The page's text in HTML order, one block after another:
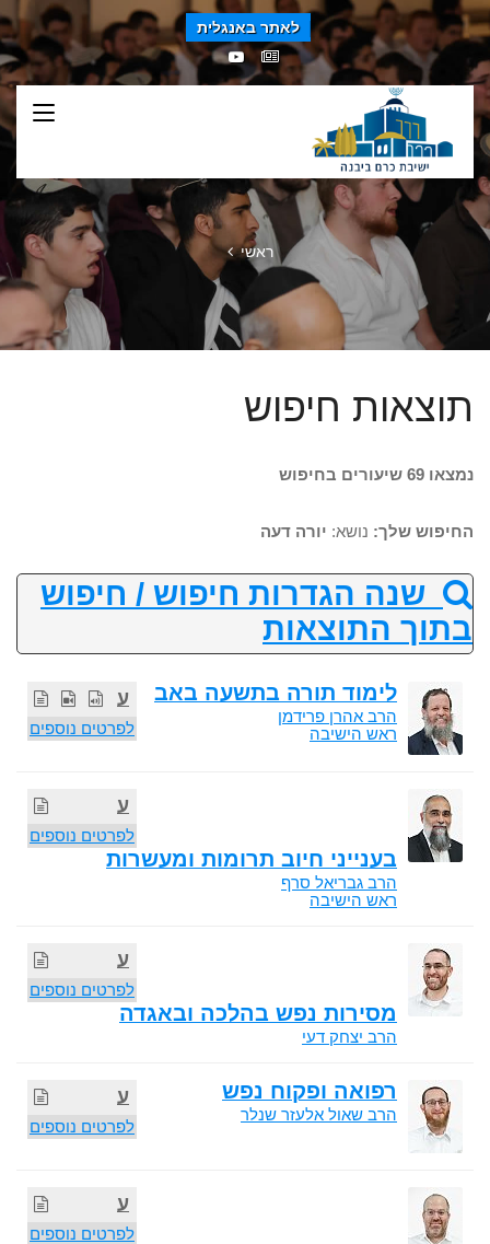
לאתר באנגלית
ראשי
תוצאות חיפוש
נמצאו 69 שיעורים בחיפוש
החיפוש שלך: נושא: יורה דעה
שנה הגדרות חיפוש / חיפוש
בתוך התוצאות
ע
לפרטים נוספים
לימוד תורה בתשעה באב
הרב אהרן פרידמן
ראש הישיבה
ע
לפרטים נוספים
בענייני חיוב תרומות ומעשרות
הרב גבריאל סרף
ראש הישיבה
ע
לפרטים נוספים
מסירות נפש בהלכה ובאגדה
הרב יצחק דעי
ע
לפרטים נוספים
רפואה ופקוח נפש
הרב שאול אלעזר שנלר
ע
לפרטים נוספים